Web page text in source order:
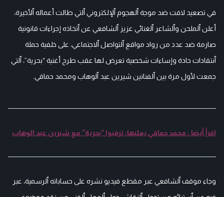
في تصعيد لافت ضد موجة ٱلهجوم ٱلإلكتروني ٱلتي طالت أعماله ٱلأخيرة،
أعلن ٱلملحن وٱلشاعر ٱلغنائي عزيز ٱلشافعي عن ٱتخاذه إجراءات قانونية
صارمة ضد عدد من رواد مواقع ٱلتواصل ٱلاجتماعي، على خلفية حملة
ٱنتقادات حادة وإساءات شخصية تعرض لها عقب طرح أغنية “بحرية”، ٱلتي
جمعت لأول مرة بين ٱلفنانين شيرين عبد ٱلوهاب ومحمد حماقي.
اقرأ أيضا : محمد حماقي يعلنها: ترقبوا “بحرية” مع شيرين عبد الوهاب
وجاء موقف ٱلشافعي عبر مقطع فيديو نشره على حساباته ٱلرسمية، عبر